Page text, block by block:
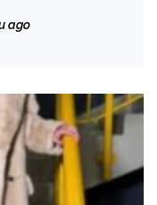
ago